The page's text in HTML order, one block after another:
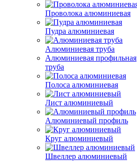
Проволока алюминиевая
Пудра алюминиевая
Алюминиевая труба
Алюминиевая профильная
труба
Полоса алюминиевая
Лист алюминиевый
Алюминиевый профиль
Круг алюминиевый
Швеллер алюминиевый